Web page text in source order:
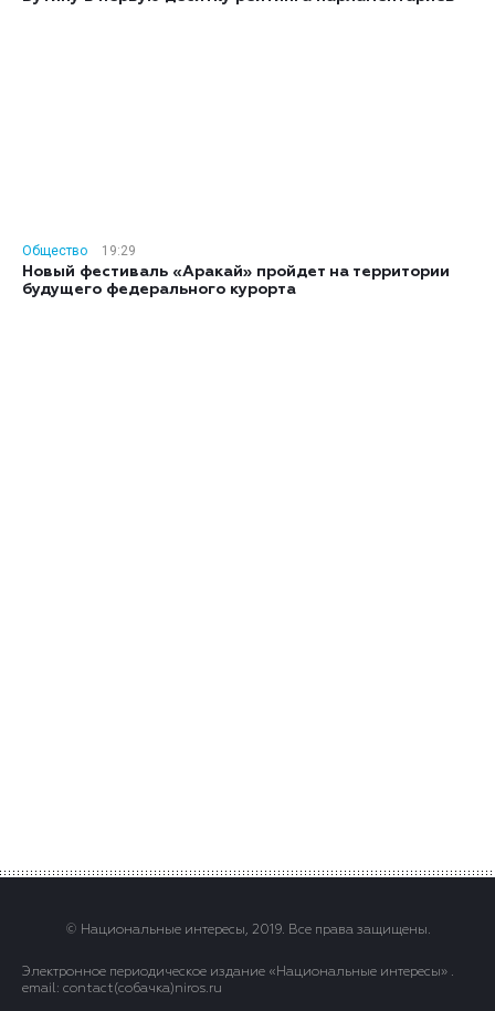
Общество
19:29
Новый фестиваль «Аракай» пройдет на территории
будущего федерального курорта
© Национальные интересы, 2019. Все права защищены.
Электронное периодическое издание «Национальные интересы» .
email: contact(сoбaчка)niros.ru